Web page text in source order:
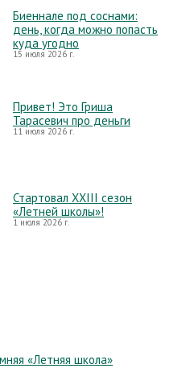
Биеннале под соснами:
день, когда можно попасть
куда угодно
15 июля 2026 г.
Привет! Это Гриша
Тарасевич про деньги
11 июля 2026 г.
Стартовал XXIII сезон
«Летней школы»!
1 июля 2026 г.
«Летняя школа»